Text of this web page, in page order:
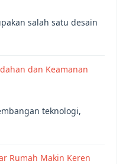
salah satu desain
dan Keamanan
teknologi,
Rumah Makin Keren